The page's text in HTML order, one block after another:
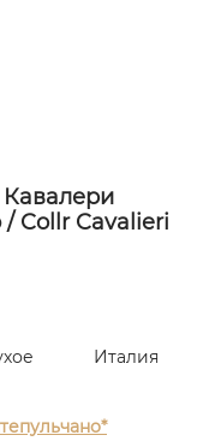
Кавалери
Collr Cavalieri
Италия